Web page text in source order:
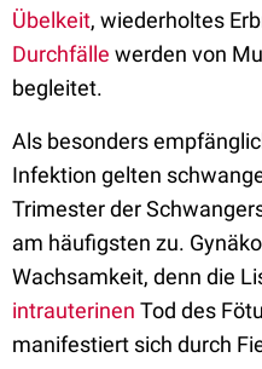
Übelkeit, wiederholtes
Durchfälle werden von
begleitet.
Als besonders
Infektion gelten
Trimester der
am häufigsten zu.
Wachsamkeit, denn die
intrauterinen Tod des
manifestiert sich durch